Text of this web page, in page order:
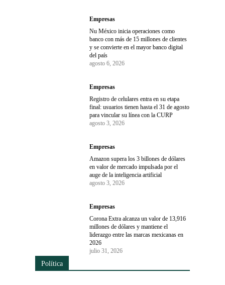
Empresas
Nu México inicia operaciones como
banco con más de 15 millones de clientes
y se convierte en el mayor banco digital
del país
agosto 6, 2026
Empresas
Registro de celulares entra en su etapa
final: usuarios tienen hasta el 31 de agosto
para vincular su línea con la CURP
agosto 3, 2026
Empresas
Amazon supera los 3 billones de dólares
en valor de mercado impulsada por el
auge de la inteligencia artificial
agosto 3, 2026
Empresas
Corona Extra alcanza un valor de 13,916
millones de dólares y mantiene el
liderazgo entre las marcas mexicanas en
2026
julio 31, 2026
Política